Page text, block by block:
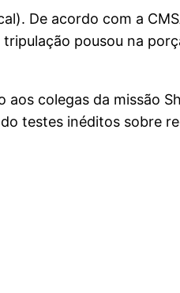
De acordo com a
pousou na
colegas da missão
testes inéditos sobre